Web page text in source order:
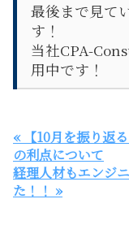
最後まで見て
す！
当社CPA-
用中です！
« 【10月を振り返
の利点について
経理人材もエンジ
た！！ »